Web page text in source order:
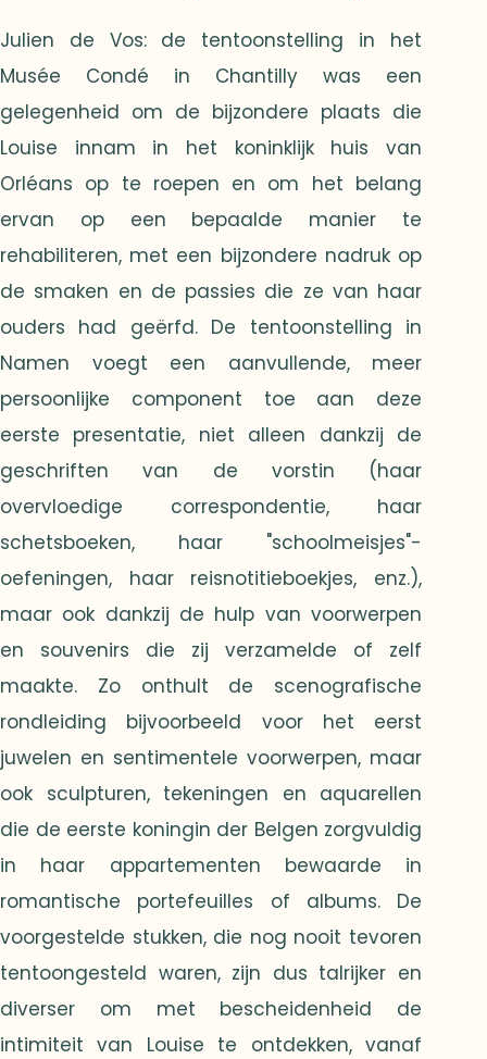
Julien de Vos: de tentoonstelling in het
Musée Condé in Chantilly was een
gelegenheid om de bijzondere plaats die
Louise innam in het koninklijk huis van
Orléans op te roepen en om het belang
ervan op een bepaalde manier te
rehabiliteren, met een bijzondere nadruk op
de smaken en de passies die ze van haar
ouders had geërfd. De tentoonstelling in
Namen voegt een aanvullende, meer
persoonlijke component toe aan deze
eerste presentatie, niet alleen dankzij de
geschriften van de vorstin (haar
overvloedige correspondentie, haar
schetsboeken, haar "schoolmeisjes"-
oefeningen, haar reisnotitieboekjes, enz.),
maar ook dankzij de hulp van voorwerpen
en souvenirs die zij verzamelde of zelf
maakte. Zo onthult de scenografische
rondleiding bijvoorbeeld voor het eerst
juwelen en sentimentele voorwerpen, maar
ook sculpturen, tekeningen en aquarellen
die de eerste koningin der Belgen zorgvuldig
in haar appartementen bewaarde in
romantische portefeuilles of albums. De
voorgestelde stukken, die nog nooit tevoren
tentoongesteld waren, zijn dus talrijker en
diverser om met bescheidenheid de
intimiteit van Louise te ontdekken, vanaf